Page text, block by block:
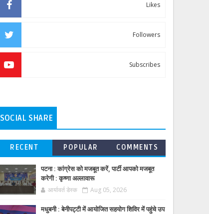
Likes
Followers
Subscribes
SOCIAL SHARE
RECENT POPULAR COMMENTS
पटना : कांग्रेस को मजबूत करें, पार्टी आपको मजबूत
करेगी : कृष्णा अल्लावारू
आर्यावर्त डेस्क Aug 05, 2026
मधुबनी : बेनीपट्टी में आयोजित सहयोग शिविर में पहुंचे उप